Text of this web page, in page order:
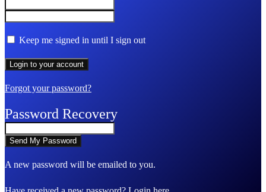
Keep me signed in until I sign out
Forgot your password?
Password Recovery
A new password will be emailed to you.